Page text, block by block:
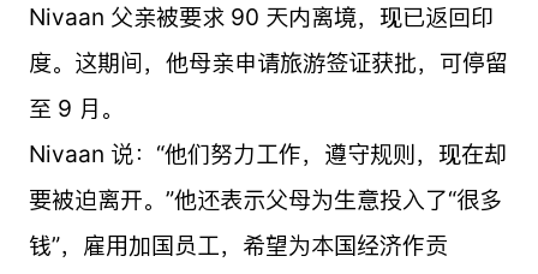
Nivaan 父亲被要求 90 天内离境，现已返回印
度。这期间，他母亲申请旅游签证获批，可停留
至 9 月。
Nivaan 说：“他们努力工作，遵守规则，现在却
要被迫离开。”他还表示父母为生意投入了“很多
钱”，雇用加国员工，希望为本国经济作贡